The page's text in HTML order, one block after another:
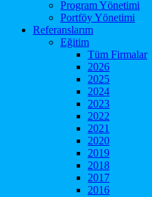
Program Yönetimi
Portföy Yönetimi
Referanslarım
Eğitim
Tüm Firmalar
2026
2025
2024
2023
2022
2021
2020
2019
2018
2017
2016